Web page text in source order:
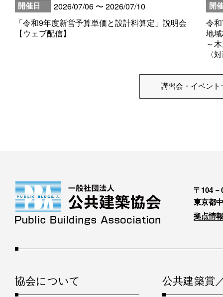
開催日
2026/07/06 〜 2026/07/10
「令和9年度新営予算単価と設計料算定」説明会
【ウェブ配信】
開
令
地
～
〈
講習会・イベント
〒104－
東京都
拠点情
協会について 公共建築賞